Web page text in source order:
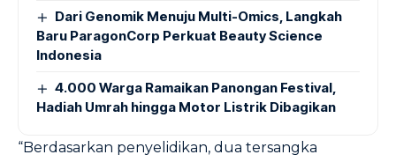
Dari Genomik Menuju Multi-Omics, Langkah
Baru ParagonCorp Perkuat Beauty Science
Indonesia
4.000 Warga Ramaikan Panongan Festival,
Hadiah Umrah hingga Motor Listrik Dibagikan
“Berdasarkan penyelidikan, dua tersangka